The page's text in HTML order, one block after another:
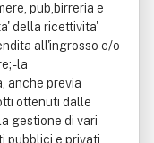
pub,birreria e
della ricettivita'
all'ingrosso e/o
- la
anche previa
ottenuti dalle
gestione di vari
pubblici e privati